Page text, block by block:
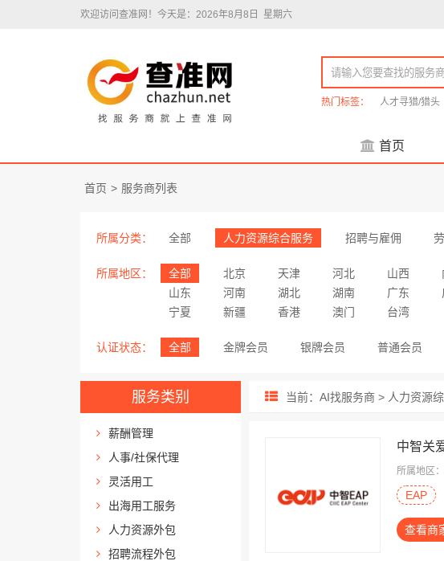
欢迎访问查准网！ 今天是：2026年8月8日 星期六
热门标签： 人才寻猎/猎头
首页
首页 > 服务商列表
所属分类： 全部 人力资源综合服务 招聘与雇佣
所属地区： 全部 北京 天津 河北 山西
山东
河南 湖北 湖南 广东
宁夏
新疆 香港 澳门 台湾
认证状态： 全部 金牌会员 银牌会员 普通会员
服务类别
薪酬管理
人事/社保代理
灵活用工
出海用工服务
人力资源外包
招聘流程外包
当前：AI找服务商 > 人力资源
中智关
所属地区
EAP
查看商